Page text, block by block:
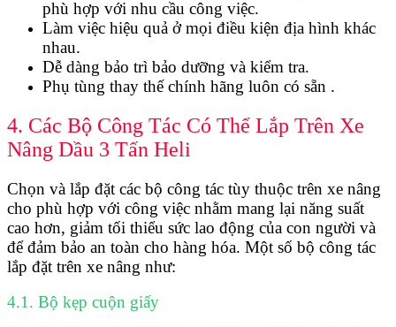
phù hợp với nhu cầu công việc.
Làm việc hiệu quả ở mọi điều kiện địa hình khác
nhau.
Dễ dàng bảo trì bảo dưỡng và kiểm tra.
Phụ tùng thay thế chính hãng luôn có sẵn .
4. Các Bộ Công Tác Có Thể Lắp Trên Xe
Nâng Dầu 3 Tấn Heli
Chọn và lắp đặt các bộ công tác tùy thuộc trên xe nâng
cho phù hợp với công việc nhằm mang lại năng suất
cao hơn, giảm tối thiểu sức lao động của con người và
để đảm bảo an toàn cho hàng hóa. Một số bộ công tác
lắp đặt trên xe nâng như:
4.1. Bộ kẹp cuộn giấy